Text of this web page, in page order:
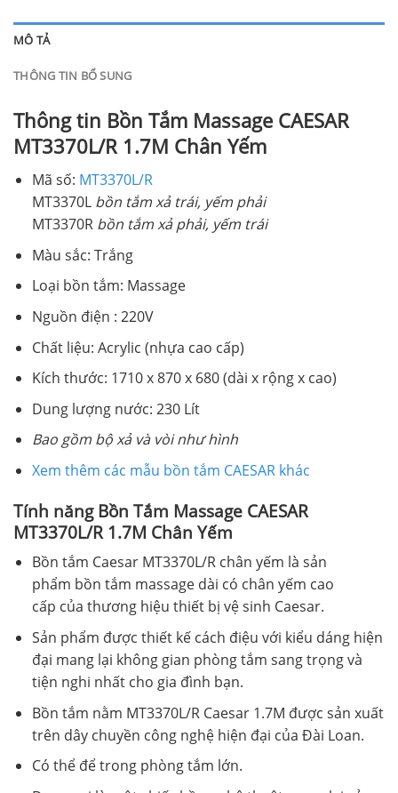
MÔ TẢ
THÔNG TIN BỔ SUNG
Thông tin Bồn Tắm Massage CAESAR
MT3370L/R 1.7M Chân Yếm
Mã số: MT3370L/R
MT3370Lbồn tắm xả trái, yếm phải
MT3370Rbồn tắm xảphải, yếm trái
Màu sắc: Trắng
Loại bồn tắm: Massage
Nguồn điện : 220V
Chất liệu: Acrylic (nhựa cao cấp)
Kích thước: 1710 x 870 x 680 (dài x rộng x cao)
Dung lượng nước: 230 Lít
Bao gồm bộ xả và vòi như hình
Xem thêm các mẫu bồn tắm CAESAR khác
Tính năng Bồn Tắm Massage CAESAR
MT3370L/R 1.7M Chân Yếm
Bồn tắm Caesar MT3370L/R chân yếm là sản
phẩm bồn tắm massage dài có chân yếm cao
cấp của thương hiệu thiết bị vệ sinh Caesar.
Sản phẩm được thiết kế cách điệu với kiểu dáng hiện
đại mang lại không gian phòng tắm sang trọng và
tiện nghi nhất cho gia đình bạn.
Bồn tắm nằm MT3370L/R Caesar 1.7M được sản xuất
trên dây chuyền công nghệ hiện đại của Đài Loan.
Có thể để trong phòng tắm lớn.